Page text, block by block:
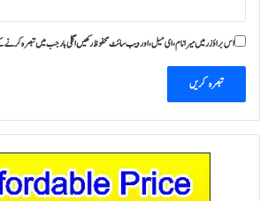
اس براؤزر میں میرا نام، ای میل، اور ویب سائٹ محفوظ رکھیں اگلی بار جب میں تبصرہ